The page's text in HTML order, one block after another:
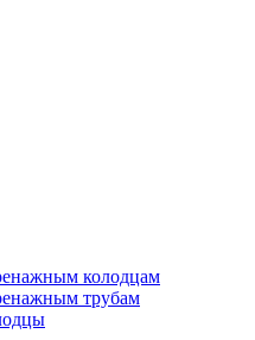
колодцам
трубам